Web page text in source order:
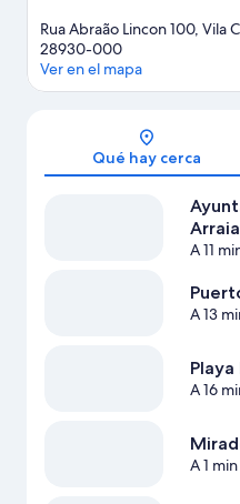
Rua Abraão Lincon 100, Vila
28930-000
Ver en el mapa
Qué hay cerca
A 11
A 13
Playa
A 16
A 1